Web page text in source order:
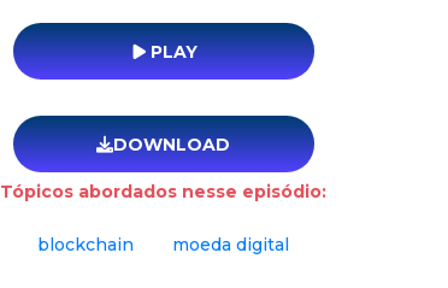
PLAY
DOWNLOAD
Tópicos abordados nesse episódio:
blockchain moeda digital